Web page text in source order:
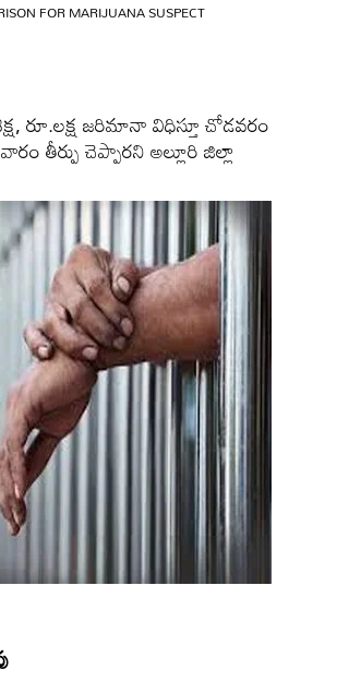
FOR MARIJUANA SUSPECT
రూ.లక్ష జరిమానా విధిస్తూ చోడవరం
తీర్పు చెప్పారని అల్లూరి జిల్లా